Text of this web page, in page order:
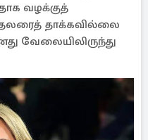
வழக்குத்
தாக்கவில்லை
வேலையிலிருந்து